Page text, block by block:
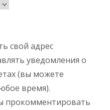
свой адрес
уведомления о
(вы можете
время).
прокомментировать